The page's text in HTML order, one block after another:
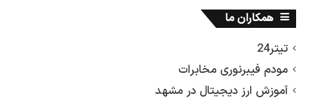
همکاران ما
تیتر24
مودم فیبرنوری مخابرات
آموزش ارز دیجیتال در مشهد